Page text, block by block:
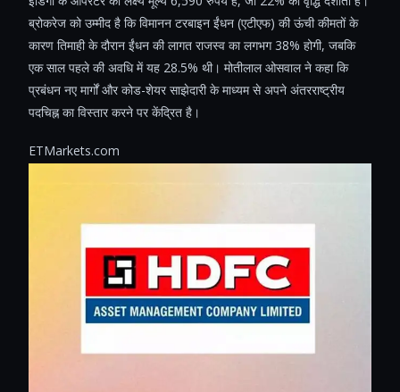
ब्रोकरेज को उम्मीद है कि विमानन टरबाइन ईंधन (एटीएफ) की ऊंची कीमतों के
कारण तिमाही के दौरान ईंधन की लागत राजस्व का लगभग 38% होगी, जबकि
एक साल पहले की अवधि में यह 28.5% थी। मोतीलाल ओसवाल ने कहा कि
प्रबंधन नए मार्गों और कोड-शेयर साझेदारी के माध्यम से अपने अंतरराष्ट्रीय
पदचिह्न का विस्तार करने पर केंद्रित है।
ETMarkets.com